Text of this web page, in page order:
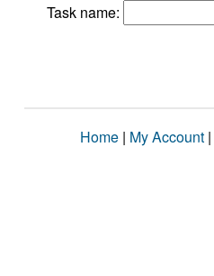
Task name:
Home | My Account |